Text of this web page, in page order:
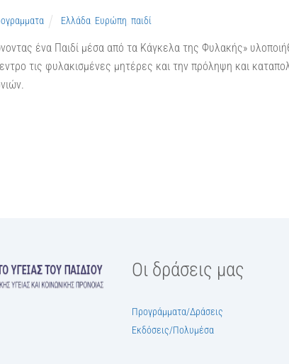
Ελλάδα Ευρώπη ,παιδί
ένα Παιδί μέσα από τα Κάγκελα της Φυλακής»
τις φυλακισμένες μητέρες και την πρόληψη και
Οι δράσεις μας
Προγράμματα/Δράσεις
Εκδόσεις/Πολυμέσα